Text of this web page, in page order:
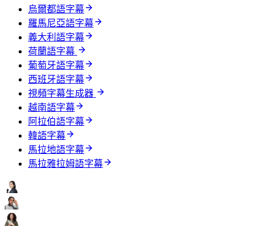
烏爾都語字幕
羅馬尼亞語字幕
義大利語字幕
荷蘭語字幕
葡萄牙語字幕
西班牙語字幕
視頻字幕生成器
越南語字幕
阿拉伯語字幕
韓語字幕
馬拉地語字幕
馬拉雅拉姆語字幕